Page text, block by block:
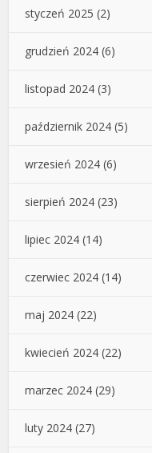
styczeń 2025 (2)
grudzień 2024 (6)
listopad 2024 (3)
październik 2024 (5)
wrzesień 2024 (6)
sierpień 2024 (23)
lipiec 2024 (14)
czerwiec 2024 (14)
maj 2024 (22)
kwiecień 2024 (22)
marzec 2024 (29)
luty 2024 (27)